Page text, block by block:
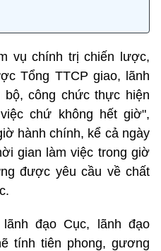
vụ chính trị chiến lược,
Tổng TTCP giao, lãnh
công chức thực hiện
chứ không hết giờ",
hành chính, kể cả ngày
gian làm việc trong giờ
được yêu cầu về chất
đạo Cục, lãnh đạo
tính tiên phong, gương